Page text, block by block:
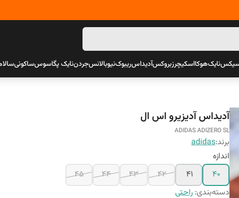
نایکهوکااسکیچرزبروکسآدیداسریبوکنیوبالانسجردننایک پگاسوسساکونی
آدیداس آدیزیرو اس ال
ADIDAS ADIZERO SL
برند:adidas
اندازه
40
41
42
43
44
45
دسته‌بندی: راحتی